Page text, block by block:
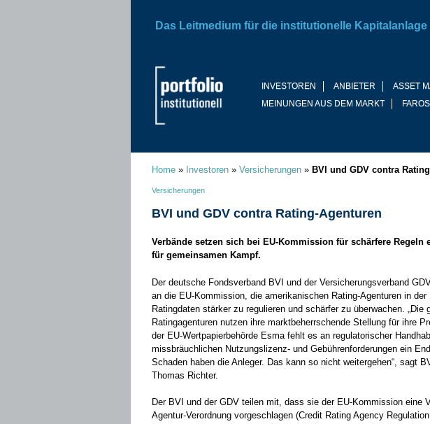
INVESTOREN ANBIETER ASSET
MEINUNGEN AUS DEM MARKT
Das Leitmedium für die institutionelle Kapitalanlage
Home » Investoren » Versicherungen » BVI und GDV contra
Versicherungen
BVI und GDV contra Rating-Agenturen
Verbände setzen sich bei EU-Kommission für schärfere Regeln
für gemeinsamen Kampf.
Der deutsche Fondsverband BVI und der Versicherungsverband
an die EU-Kommission, die amerikanischen Rating-Agenturen in
Ratingdaten stärker zu regulieren und schärfer zu überwachen. „Die
Ratingagenturen nutzen ihre marktbeherrschende Stellung für ihre
der EU-Wertpapierbehörde Esma fehlt es an regulatorischer
missbräuchlichen Nutzungslizenz- und Gebührenforderungen ein
Schaden haben die Anleger. Das kann so nicht weitergehen“, sagt
Thomas Richter.
Der BVI und der GDV teilen mit, dass sie der EU-Kommission eine
Agentur-Verordnung vorgeschlagen (Credit Rating Agency